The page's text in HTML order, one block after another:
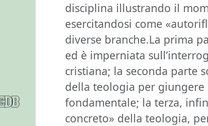
disciplina illustrando il
esercitandosi come
diverse branche.La prima
ed è imperniata
cristiana; la seconda parte
della teologia per
fondamentale; la terza,
concreto» della teologia,